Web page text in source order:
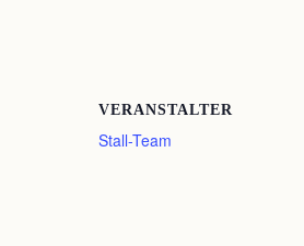
VERANSTALTER
Stall-Team